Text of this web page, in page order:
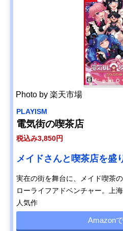
Photo by 楽天市場
PLAYISM
電気街の喫茶店
税込み3,850円
メイドさんと喫茶店を盛
実在の街を舞台に、メイド喫茶
ローライフアドベンチャー。上
人気作
Amazon